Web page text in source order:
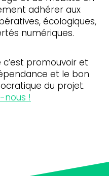
adhérer aux
écologiques,
numériques.
promouvoir et
et le bon
du projet.
nous !